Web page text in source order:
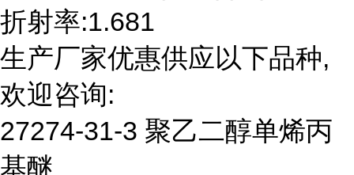
折射率:1.681
生产厂家优惠供应以下品种,
欢迎咨询:
27274-31-3 聚乙二醇单烯丙
基醚